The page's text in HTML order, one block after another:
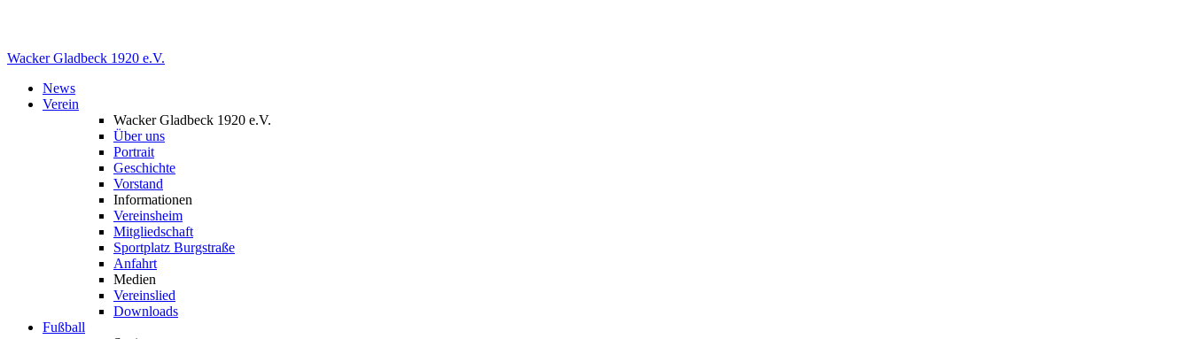
News
Portrait
Geschichte
Vorstand
Informationen
Vereinsheim
Mitgliedschaft
Sportplatz Burgstraße
Anfahrt
Medien
Vereinslied
Downloads
Senioren